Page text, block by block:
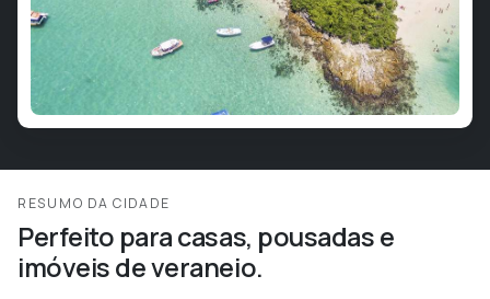
RESUMO DA CIDADE
Perfeito para casas, pousadas e
imóveis de veraneio.